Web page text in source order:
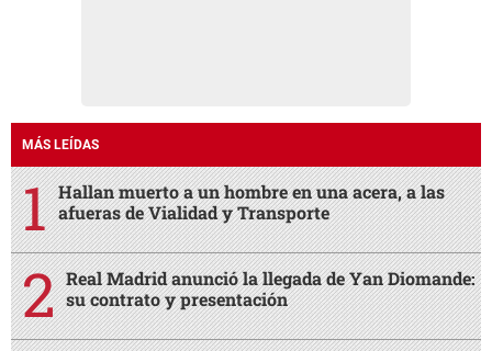
MÁS LEÍDAS
Hallan muerto a un hombre en una acera, a las
afueras de Vialidad y Transporte
Real Madrid anunció la llegada de Yan Diomande:
su contrato y presentación